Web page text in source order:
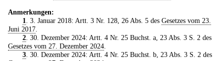
Anmerkungen:
1
. 3. Januar 2018: Artt. 3 Nr. 128, 26 Abs. 5 des Gesetzes vom 23.
Juni 2017
2. 30. Dezember 2024: Artt. 4 Nr. 25 Buchst. a, 23 Abs. 3 S. 2 des
Gesetzes vom 27. Dezember 2024
3. 30. Dezember 2024: Artt. 4 Nr. 25 Buchst. b, 23 Abs. 3 S. 2 des